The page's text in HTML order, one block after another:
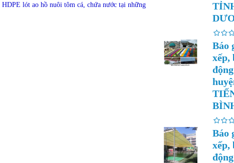
lót ao hồ nuôi tôm cá, chứa nước tại những
Báo
xếp,
Báo
xếp,